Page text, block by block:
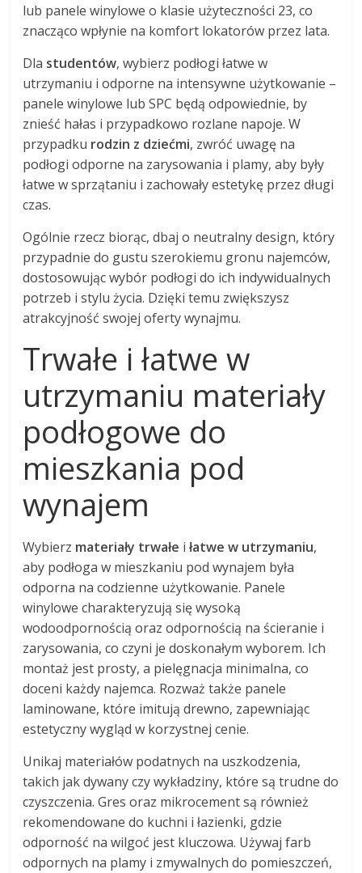
lub panele winylowe o klasie użyteczności 23, co
znacząco wpłynie na komfort lokatorów przez lata.
Dla studentów, wybierz podłogi łatwe w
utrzymaniu i odporne na intensywne użytkowanie –
panele winylowe lub SPC będą odpowiednie, by
znieść hałas i przypadkowo rozlane napoje. W
przypadku rodzin z dziećmi, zwróć uwagę na
podłogi odporne na zarysowania i plamy, aby były
łatwe w sprzątaniu i zachowały estetykę przez długi
czas.
Ogólnie rzecz biorąc, dbaj o neutralny design, który
przypadnie do gustu szerokiemu gronu najemców,
dostosowując wybór podłogi do ich indywidualnych
potrzeb i stylu życia. Dzięki temu zwiększysz
atrakcyjność swojej oferty wynajmu.
Trwałe i łatwe w
utrzymaniu materiały
podłogowe do
mieszkania pod
wynajem
Wybierz materiały trwałe iłatwe w utrzymaniu,
aby podłoga w mieszkaniu pod wynajem była
odporna na codzienne użytkowanie. Panele
winylowe charakteryzują się wysoką
wodoodpornością oraz odpornością na ścieranie i
zarysowania, co czyni je doskonałym wyborem. Ich
montaż jest prosty, a pielęgnacja minimalna, co
doceni każdy najemca. Rozważ także panele
laminowane, które imitują drewno, zapewniając
estetyczny wygląd w korzystnej cenie.
Unikaj materiałów podatnych na uszkodzenia,
takich jak dywany czy wykładziny, które są trudne do
czyszczenia. Gres oraz mikrocement są również
rekomendowane do kuchni i łazienki, gdzie
odporność na wilgoć jest kluczowa. Używaj farb
odpornych na plamy i zmywalnych do pomieszczeń,